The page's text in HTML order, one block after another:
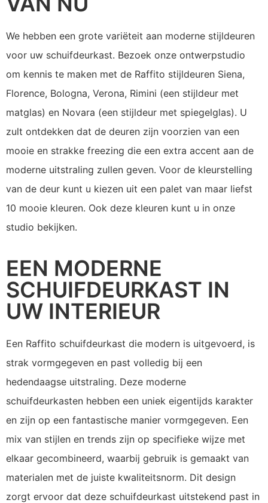
We hebben een grote variëteit aan moderne stijldeuren
voor uw schuifdeurkast. Bezoek onze ontwerpstudio
om kennis te maken met de Raffito stijldeuren Siena,
Florence, Bologna, Verona, Rimini (een stijldeur met
matglas) en Novara (een stijldeur met spiegelglas). U
zult ontdekken dat de deuren zijn voorzien van een
mooie en strakke freezing die een extra accent aan de
moderne uitstraling zullen geven. Voor de kleurstelling
van de deur kunt u kiezen uit een palet van maar liefst
10 mooie kleuren. Ook deze kleuren kunt u in onze
studio bekijken.
EEN MODERNE
SCHUIFDEURKAST IN
UW INTERIEUR
Een Raffito schuifdeurkast die modern is uitgevoerd, is
strak vormgegeven en past volledig bij een
hedendaagse uitstraling. Deze moderne
schuifdeurkasten hebben een uniek eigentijds karakter
en zijn op een fantastische manier vormgegeven. Een
mix van stijlen en trends zijn op specifieke wijze met
elkaar gecombineerd, waarbij gebruik is gemaakt van
materialen met de juiste kwaliteitsnorm. Dit design
zorgt ervoor dat deze schuifdeurkast uitstekend past in